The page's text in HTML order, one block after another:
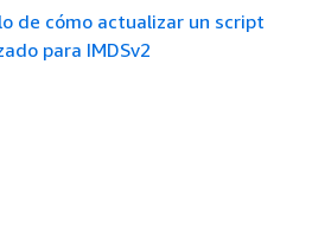
de cómo actualizar un script
para IMDSv2